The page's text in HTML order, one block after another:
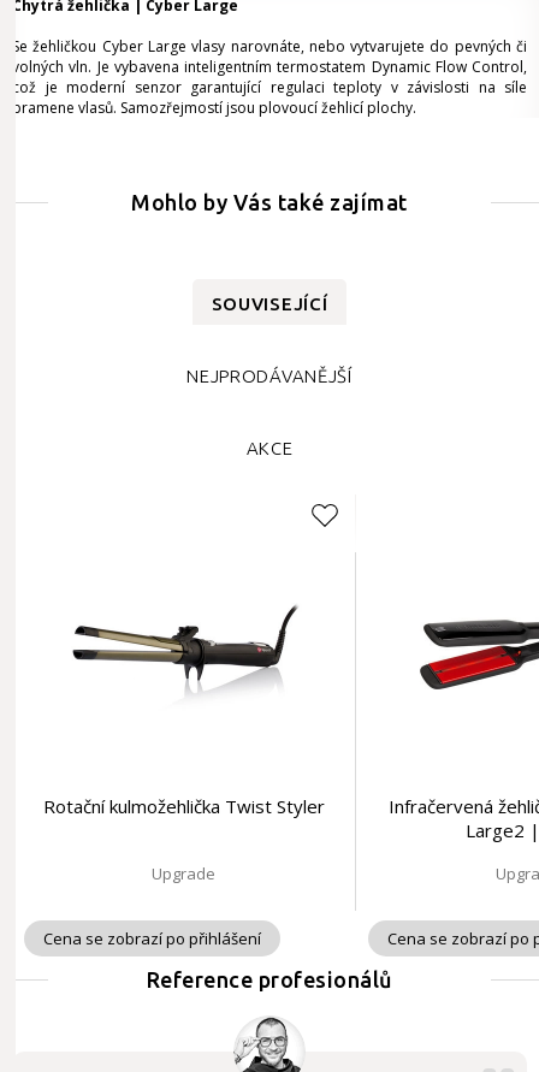
Chytrá žehlička | Cyber Large
Se žehličkou Cyber Large vlasy narovnáte, nebo vytvarujete do pevných či
volných vln. Je vybavena inteligentním termostatem Dynamic Flow Control,
což je moderní senzor garantující regulaci teploty v závislosti na síle
pramene vlasů. Samozřejmostí jsou plovoucí žehlicí plochy.
Mohlo by Vás také zajímat
SOUVISEJÍCÍ
NEJPRODÁVANĚJŠÍ
AKCE
Rotační kulmožehlička Twist Styler
Upgrade
Cena se zobrazí po přihlášení
Infračervená
Large2
Cena se zobrazí po
Reference profesionálů